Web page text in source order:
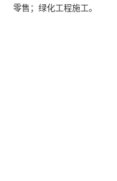
零售；绿化工程施工。